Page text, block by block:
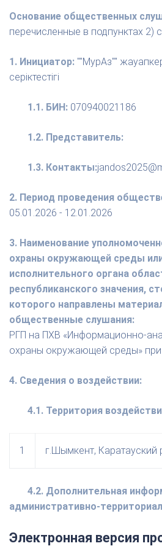
Основание общественных
перечисленные в подпунктах 2)
1. Инициатор: ""МурАз""
серіктестігі
1.1. БИН: 070940021186
1.2. Представитель:
1.3. Контакты:
2. Период проведения
05.01.2026 - 12.01.2026
3. Наименование
охраны окружающей среды
исполнительного органа
республиканского значения,
которого направлены
общественные слушания:
РГП на ПХВ «Информационно-
охраны окружающей среды»
4. Сведения о воздействии:
4.1. Территория
1 г.Шымкент, Каратауский
4.2. Дополнительная
административно-
Электронная версия